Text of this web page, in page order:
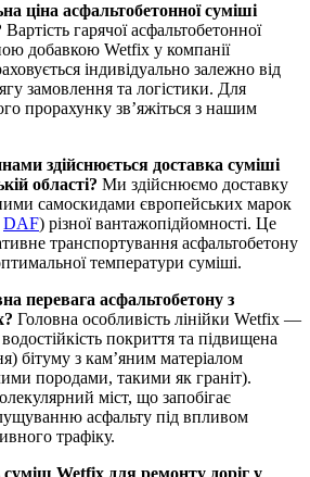
ціна асфальтобетонної суміші
Вартість гарячої асфальтобетонної
добавкою Wetfix у компанії
індивідуально залежно від
замовлення та логістики. Для
прорахунку зв’яжіться з нашим
здійснюється доставка суміші
області? Ми здійснюємо доставку
самоскидами європейських марок
DAF) різної вантажопідйомності. Це
транспортування асфальтобетону
температури суміші.
перевага асфальтобетону з
Головна особливість лінійки Wetfix —
покриття та підвищена
бітуму з кам’яним матеріалом
породами, такими як граніт).
міст, що запобігає
асфальту під впливом
трафіку.